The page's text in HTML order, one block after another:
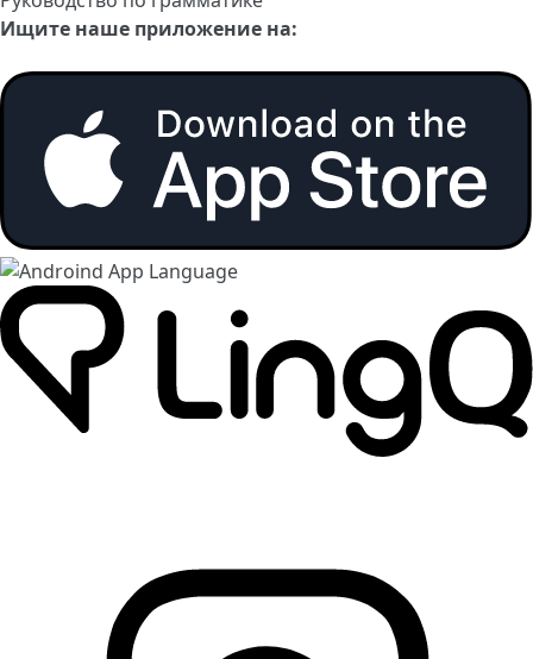
Ищите наше приложение на: